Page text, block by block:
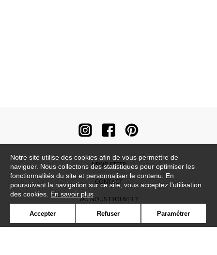
NEWSLETTER
CONTACT
OÙ NOUS TROUVER ?
CONTRACT
Notre site utilise des cookies afin de vous permettre de
naviguer. Nous collectons des statistiques pour optimiser les
fonctionnalités du site et personnaliser le contenu. En
poursuivant la navigation sur ce site, vous acceptez l'utilisation
des cookies. En savoir plus
Accepter Refuser Paramétrer